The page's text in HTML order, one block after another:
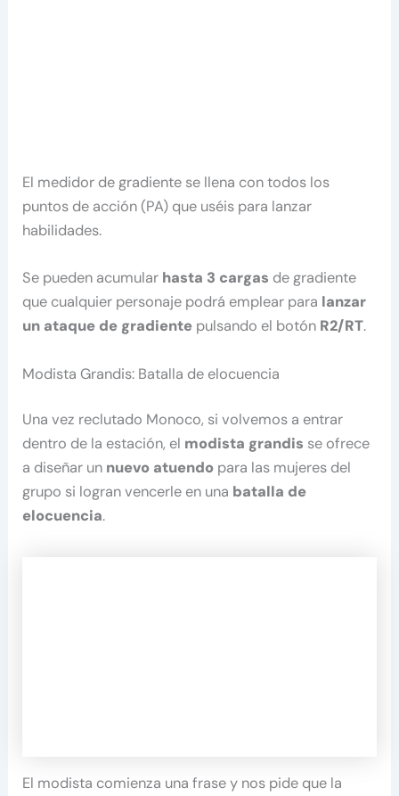
El medidor de gradiente se llena con todos los
puntos de acción (PA) que uséis para lanzar
habilidades.
Se pueden acumular hasta 3 cargas de gradiente
que cualquier personaje podrá emplear para lanzar
un ataque de gradiente pulsando el botón R2/RT.
Modista Grandis: Batalla de elocuencia
Una vez reclutado Monoco, si volvemos a entrar
dentro de la estación, el modista grandis se ofrece
a diseñar un nuevo atuendo para las mujeres del
grupo si logran vencerle en una batalla de
elocuencia.
El modista comienza una frase y nos pide que la